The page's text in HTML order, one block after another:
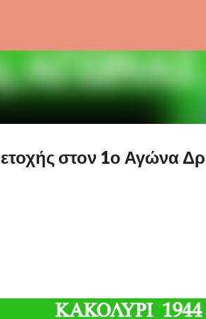
στον 1ο Αγώνα